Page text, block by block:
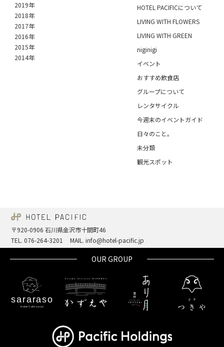
2019年
2018年
2017年
2016年
2015年
2014年
HOTEL PACIFICについて
LIVING WITH FLOWERS
LIVING WITH GREEN
niginigi
イベント
おすすめ飲食店
グループについて
レンタサイクル
今週末のイベントガイド
日々のこと。
未分類
観光スポット
〒920-0906 石川県金沢市十間町46
TEL. 076-264-3201
MAIL. info@hotel-pacific.jp
OUR GROUP